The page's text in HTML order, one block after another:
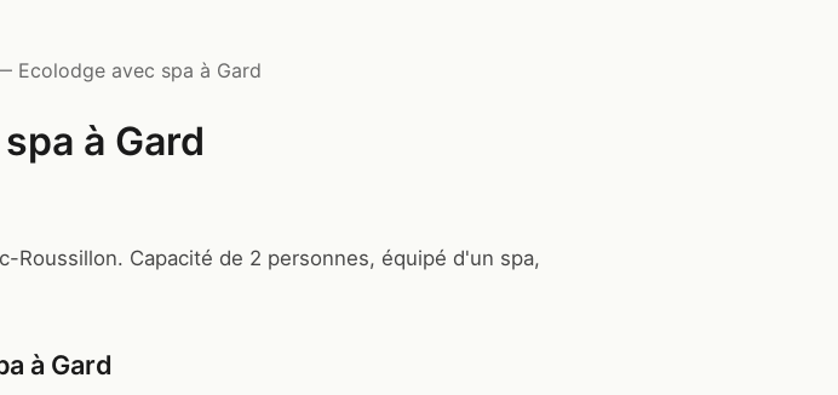
Ecolodge avec spa à Gard
à Gard
Roussillon. Capacité de 2 personnes, équipé d'un spa,
à Gard